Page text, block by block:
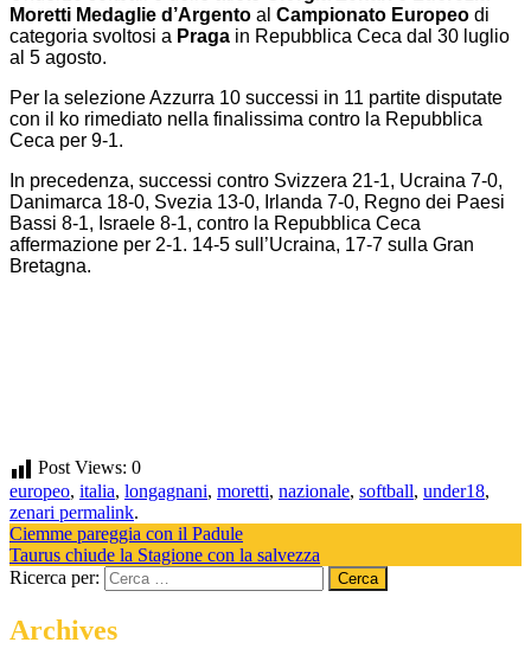
Moretti Medaglie d’Argento al Campionato Europeo di
categoria svoltosi a Praga in Repubblica Ceca dal 30 luglio
al 5 agosto.
Per la selezione Azzurra 10 successi in 11 partite disputate
con il ko rimediato nella finalissima contro la Repubblica
Ceca per 9-1.
In precedenza, successi contro Svizzera 21-1, Ucraina 7-0,
Danimarca 18-0, Svezia 13-0, Irlanda 7-0, Regno dei Paesi
Bassi 8-1, Israele 8-1, contro la Repubblica Ceca
affermazione per 2-1. 14-5 sull’Ucraina, 17-7 sulla Gran
Bretagna.
Post Views: 0
europeo, italia, longagnani, moretti, nazionale, softball, under18,
zenari permalink.
Ciemme pareggia con il Padule
Taurus chiude la Stagione con la salvezza
Ricerca per:
Archives